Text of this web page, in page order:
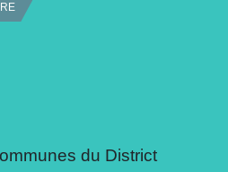
du District